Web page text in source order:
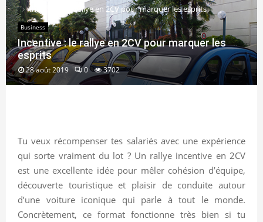
Incentive : le rallye en 2CV pour marquer les esprits
Business
Incentive : le rallye en 2CV pour marquer les
esprits
28 août 2019 0 3702
Tu veux récompenser tes salariés avec une expérience
qui sorte vraiment du lot ? Un rallye incentive en 2CV
est une excellente idée pour mêler cohésion d’équipe,
découverte touristique et plaisir de conduite autour
d’une voiture iconique qui parle à tout le monde.
Concrètement, ce format fonctionne très bien si tu